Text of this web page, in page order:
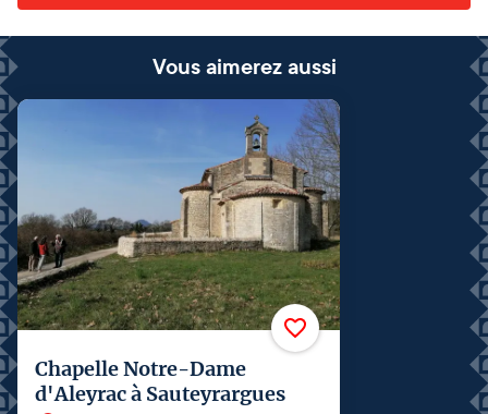
Vous aimerez aussi
Chapelle Notre-Dame
d'Aleyrac à Sauteyrargues